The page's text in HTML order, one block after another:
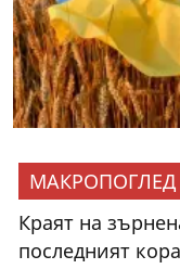
МАКРОПОГЛЕД
Краят на
последният